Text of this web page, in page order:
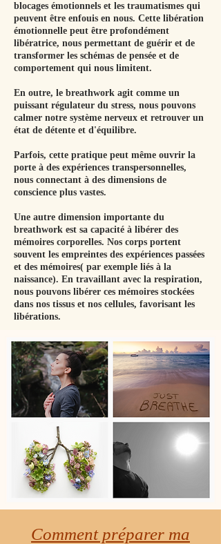
blocages émotionnels et les traumatismes qui
peuvent être enfouis en nous. Cette libération
émotionnelle peut être profondément
libératrice, nous permettant de guérir et de
transformer les schémas de pensée et de
comportement qui nous limitent.
En outre, le breathwork agit comme un
puissant régulateur du stress, nous pouvons
calmer notre système nerveux et retrouver un
état de détente et d'équilibre.
Parfois, cette pratique peut même ouvrir la
porte à des expériences transpersonnelles,
nous connectant à des dimensions de
conscience plus vastes.
Une autre dimension importante du
breathwork est sa capacité à libérer des
mémoires corporelles. Nos corps portent
souvent les empreintes des expériences passées
et des mémoires( par exemple liés à la
naissance). En travaillant avec la respiration,
nous pouvons libérer ces mémoires stockées
dans nos tissus et nos cellules, favorisant les
libérations.
Comment préparer ma